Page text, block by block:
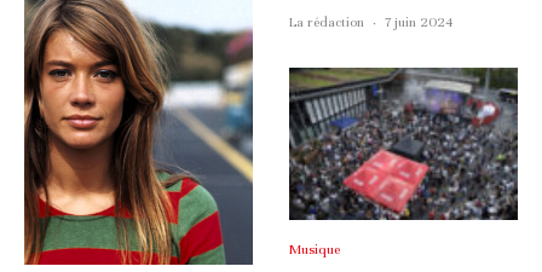
La rédaction · 7 juin 2024
Musique